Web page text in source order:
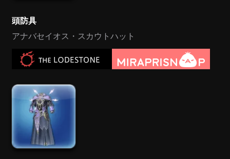
頭防具
アナバセイオス・スカウトハット